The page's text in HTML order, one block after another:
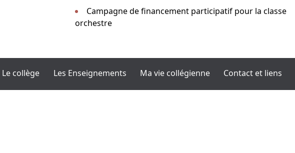
Campagne de financement participatif pour la classe
orchestre
Le collège Les Enseignements Ma vie collégienne Contact et liens